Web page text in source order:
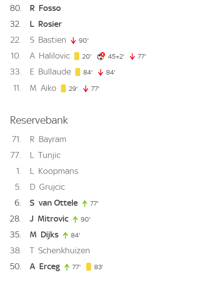
80
R Fosso
32
L Rosier
22
S Bastien 90'
10 A Halilovic 20' 20. minute
45+2' 47. minute
77'
33 E Bullaude 84' 84. minute
84'
11 M Aiko 29' 29. minute
77'
Reservebank
71 R Bayram
77
L
Tunjic
1
L Koopmans
5
D Grujcic
6
S van Ottele 77'
28 J Mitrovic 90'
35 M Dijks 84'
38 T Schenkhuizen
50
A Erceg 77' 77. minute
83'